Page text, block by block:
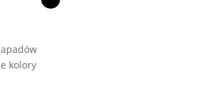
kolory